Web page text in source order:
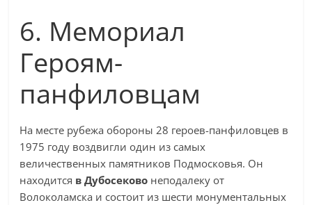
6. Мемориал
Героям-
панфиловцам
На месте рубежа обороны 28 героев-панфиловцев в
1975 году воздвигли один из самых
величественных памятников Подмосковья. Он
находится в Дубосеково неподалеку от
Волоколамска и состоит из шести монументальных